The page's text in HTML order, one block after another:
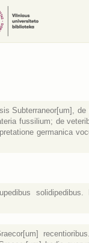
Subterraneor[um], de
fussilium; de
germanica